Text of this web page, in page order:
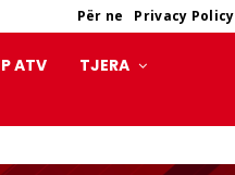
Për ne Privacy Policy
ATV TJERA